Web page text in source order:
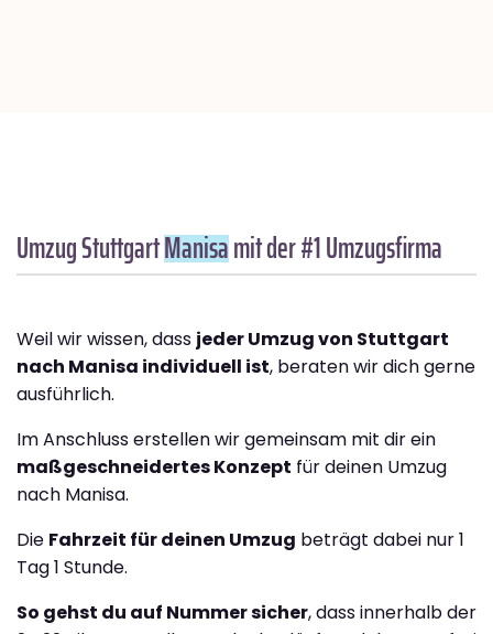
Umzug StuttgartManisamit der #1 Umzugsfirma
Weil wir wissen, dass jeder Umzug von Stuttgart
nach Manisa individuell ist, beraten wir dich gerne
ausführlich.
Im Anschluss erstellen wir gemeinsam mit dir ein
maßgeschneidertes Konzept für deinen Umzug
nach Manisa.
Die Fahrzeit für deinen Umzug beträgt dabei nur 1
Tag 1 Stunde.
So gehst du auf Nummer sicher, dass innerhalb der